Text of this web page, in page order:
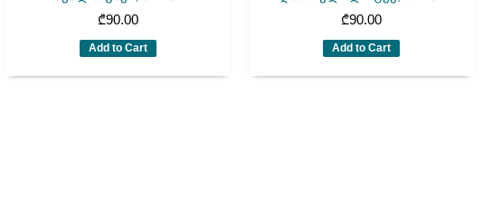
₾90.00
Add to Cart
₾90.00
Add to Cart